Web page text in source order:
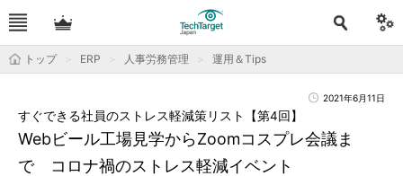
トップ ERP 人事労務管理 運用＆Tips
2021年6月11日
Webビール工場見学からZoomコスプレ会議ま
で コロナ禍のストレス軽減イベント
すぐできる社員のストレス軽減策リスト【第4回】